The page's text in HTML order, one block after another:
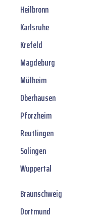
Heilbronn
Karlsruhe
Krefeld
Magdeburg
Mülheim
Oberhausen
Pforzheim
Reutlingen
Solingen
Wuppertal
Braunschweig
Dortmund